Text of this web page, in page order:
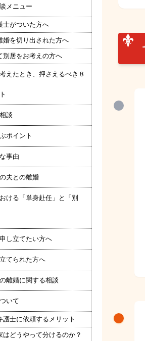
メニュー
士がついた方へ
婚を切り出された方へ
別居をお考えの方へ
えたとき、押さえるべき８
談
ポイント
事由
夫との離婚
ける「単身赴任」と「別
し立てたい方へ
てられた方へ
離婚に関する相談
いて
護士に依頼するメリット
はどうやって分けるのか？